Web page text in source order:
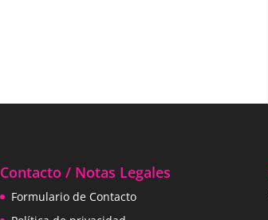
Contacto / Notas Legales
Formulario de Contacto